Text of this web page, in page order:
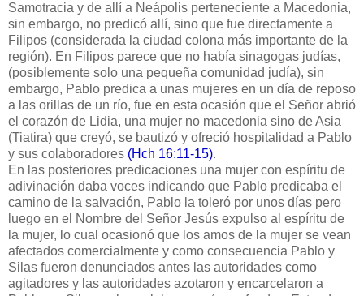
Samotracia y de allí a Neápolis perteneciente a Macedonia,
sin embargo, no predicó allí, sino que fue directamente a
Filipos (considerada la ciudad colona más importante de la
región). En Filipos parece que no había sinagogas judías,
(posiblemente solo una pequeña comunidad judía), sin
embargo, Pablo predica a unas mujeres en un día de reposo
a las orillas de un río, fue en esta ocasión que el Señor abrió
el corazón de Lidia, una mujer no macedonia sino de Asia
(Tiatira) que creyó, se bautizó y ofreció hospitalidad a Pablo
y sus colaboradores (Hch 16:11-15).
En las posteriores predicaciones una mujer con espíritu de
adivinación daba voces indicando que Pablo predicaba el
camino de la salvación, Pablo la toleró por unos días pero
luego en el Nombre del Señor Jesús expulso al espíritu de
la mujer, lo cual ocasionó que los amos de la mujer se vean
afectados comercialmente y como consecuencia Pablo y
Silas fueron denunciados antes las autoridades como
agitadores y las autoridades azotaron y encarcelaron a